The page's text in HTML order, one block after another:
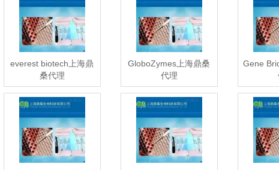
everest biotech上海鼎
桑代理
GloboZymes上海鼎桑
代理
Gene